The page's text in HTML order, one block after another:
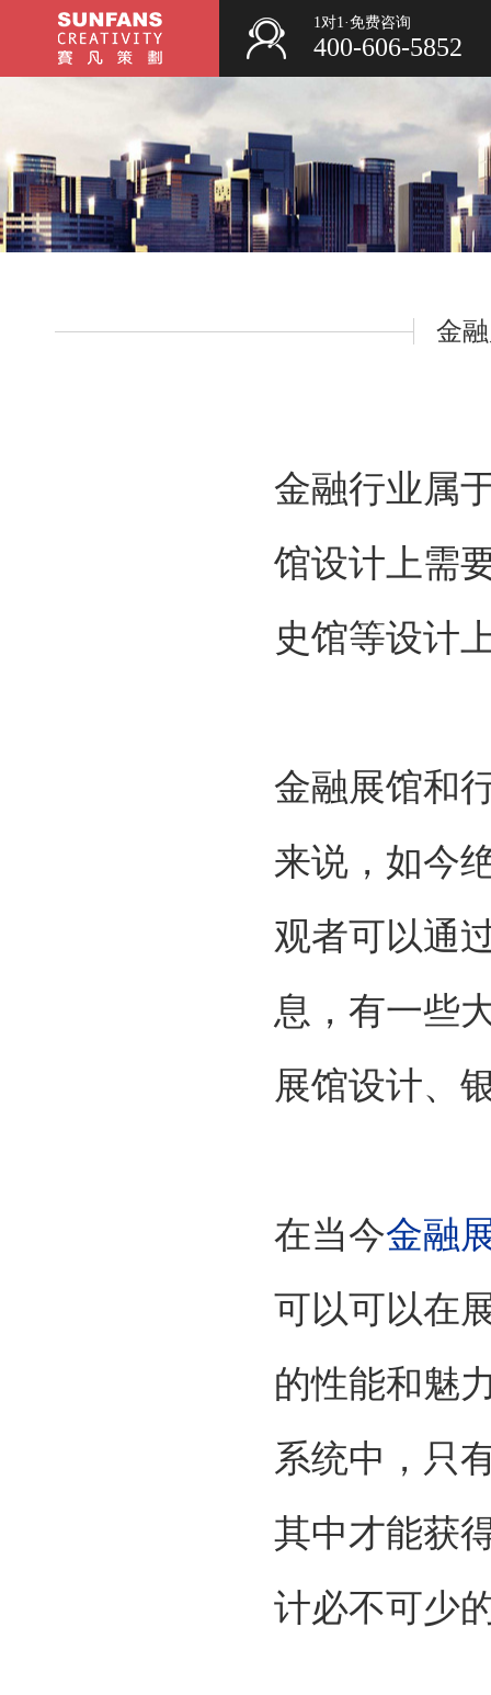
1对1·免费咨询
400-606-5852
金
金融行业属
馆设计上需
史馆等设计
金融展馆和
来说，如今
观者可以通
息，有一些
展馆设计、
在当今金融
可以可以在
的性能和魅
系统中，只
其中才能获
计必不可少